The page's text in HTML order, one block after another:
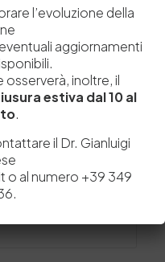
I campi obbligatori sono
l’evoluzione della
aggiornamenti
inoltre, il
estiva dal 10 al
.
il Dr. Gianluigi
o al numero +39 349